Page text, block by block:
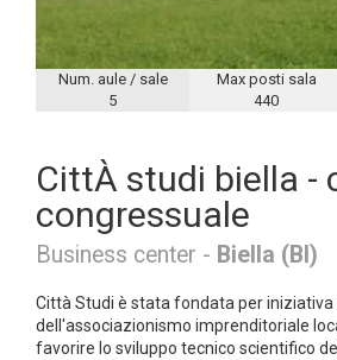
Num. aule / sale
5
Max posti sala
440
CittÀ studi biella -
congressuale
Business center - Biella (BI)
Città Studi è stata fondata per
dell'associazionismo imprenditoriale
favorire lo sviluppo tecnico scientifico